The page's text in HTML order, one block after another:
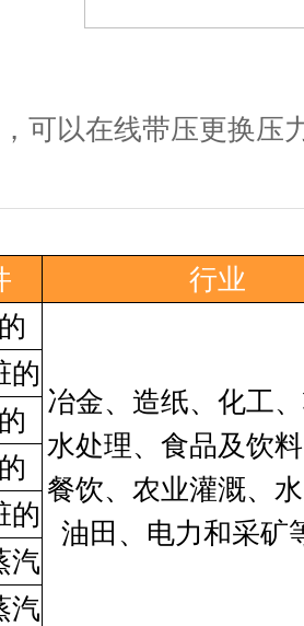
可以在线带压更换压
行业
冶金、造纸、化工
水处理、食品及饮
餐饮、农业灌溉、
油田、电力和采矿
的
的
汽
汽